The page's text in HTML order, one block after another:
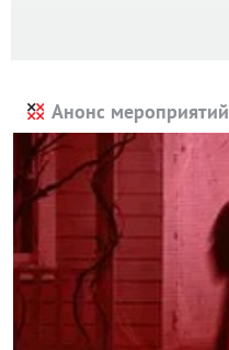
Анонс мероприятий